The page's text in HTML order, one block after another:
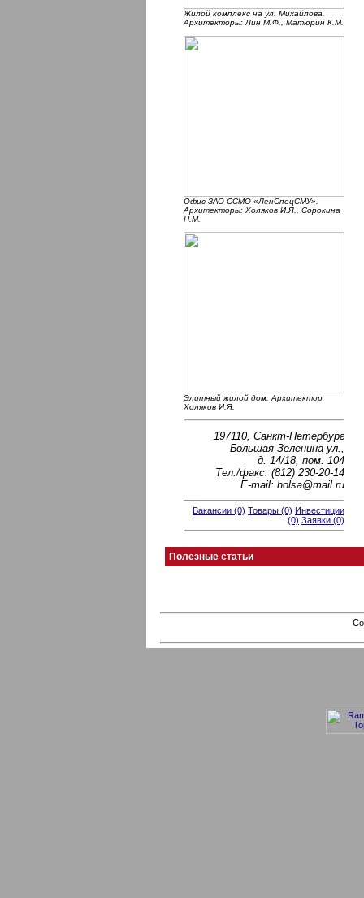
Жилой комплекс на ул. Михайлова.
Архитекторы: Лин М.Ф., Матюрин К.М.
Офис ЗАО ССМО «ЛенСпецСМУ».
Архитекторы: Холяков И.Я., Сорокина
Н.М.
Элитный жилой дом. Архитектор
Холяков И.Я.
197110, Санкт-Петербург
Большая Зеленина ул.,
д. 14/18, пом. 104
Тел./факс: (812) 230-20-14
E-mail: holsa@mail.ru
Вакансии (0) Товары (0) Инвестиции
(0) Заявки (0)
Полезные статьи